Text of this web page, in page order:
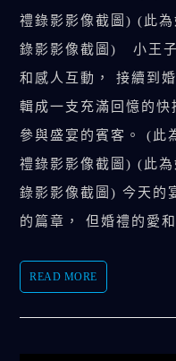
禮錄影影像截圖) (此
錄影影像截圖) 小王
和感人互動， 接續到
輯成一支充滿回憶的
參與盛宴的賓客。 (此
禮錄影影像截圖) (此
錄影影像截圖) 今天的
的篇章， 但婚禮的愛
READ MORE